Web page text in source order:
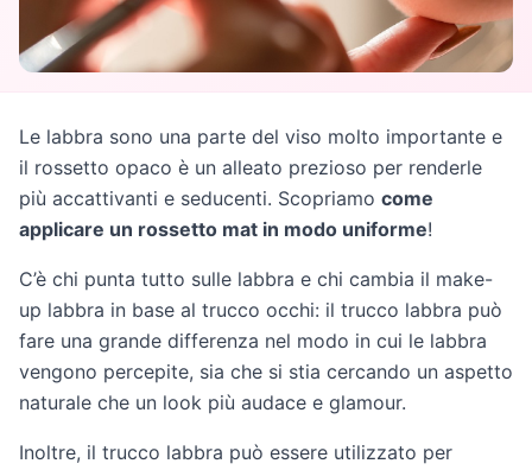
Le labbra sono una parte del viso molto importante e
il rossetto opaco è un alleato prezioso per renderle
più accattivanti e seducenti. Scopriamo come
applicare un rossetto mat in modo uniforme!
C’è chi punta tutto sulle labbra e chi cambia il make-
up labbra in base al trucco occhi: il trucco labbra può
fare una grande differenza nel modo in cui le labbra
vengono percepite, sia che si stia cercando un aspetto
naturale che un look più audace e glamour.
Inoltre, il trucco labbra può essere utilizzato per